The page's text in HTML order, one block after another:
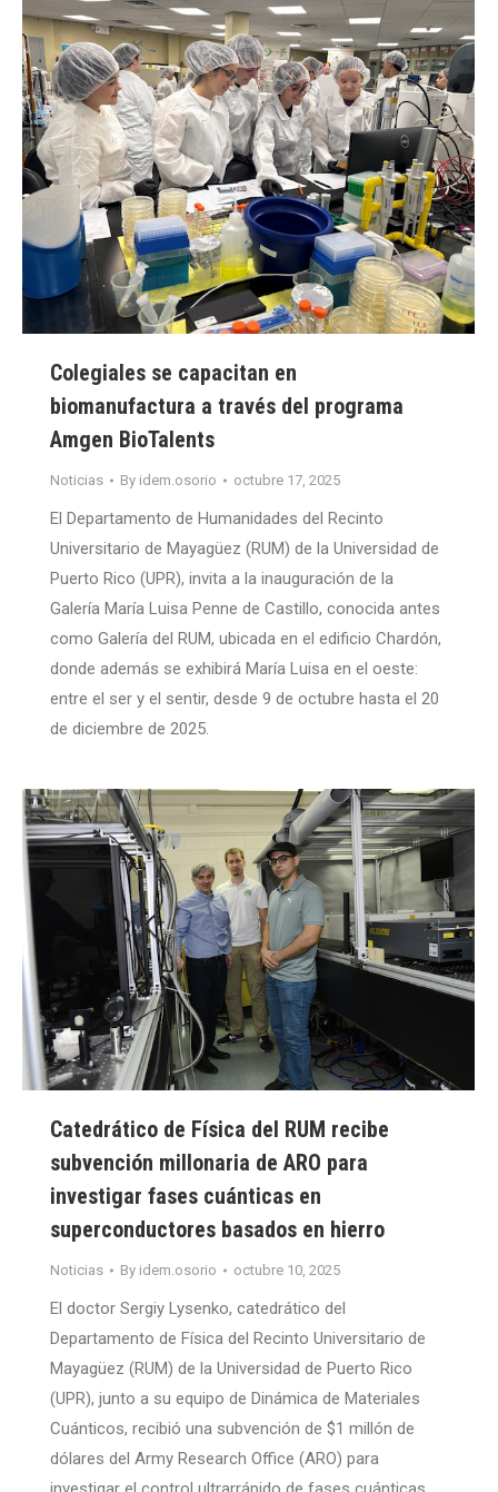
Colegiales se capacitan en
biomanufactura a través del programa
Amgen BioTalents
Noticias By idem.osorio octubre 17, 2025
El Departamento de Humanidades del Recinto
Universitario de Mayagüez (RUM) de la Universidad de
Puerto Rico (UPR), invita a la inauguración de la
Galería María Luisa Penne de Castillo, conocida antes
como Galería del RUM, ubicada en el edificio Chardón,
donde además se exhibirá María Luisa en el oeste:
entre el ser y el sentir, desde 9 de octubre hasta el 20
de diciembre de 2025.
Catedrático de Física del RUM recibe
subvención millonaria de ARO para
investigar fases cuánticas en
superconductores basados en hierro
Noticias By idem.osorio octubre 10, 2025
El doctor Sergiy Lysenko, catedrático del
Departamento de Física del Recinto Universitario de
Mayagüez (RUM) de la Universidad de Puerto Rico
(UPR), junto a su equipo de Dinámica de Materiales
Cuánticos, recibió una subvención de $1 millón de
dólares del Army Research Office (ARO) para